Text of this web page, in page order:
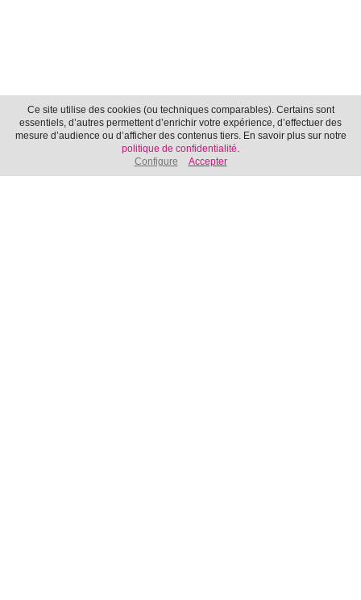
Makers Itinérants
Ce site utilise des cookies (ou techniques comparables). Certains sont
essentiels, d’autres permettent d’enrichir votre expérience, d’effectuer des
mesure d’audience ou d’afficher des contenus tiers. En savoir plus sur notre
politique de confidentialité.
Configure
Accepter